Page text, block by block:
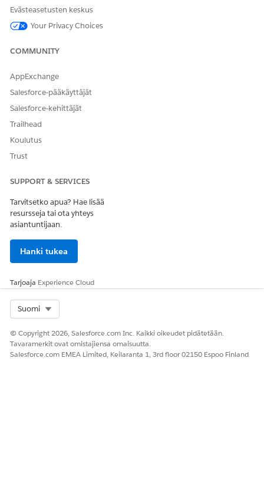
RATKAISIKO TÄMÄ ARTIKKELI ONGELMASI?
Anna palautetta, jotta voimme kehittyä!
Evästeasetusten keskus
Your Privacy Choices
COMMUNITY
AppExchange
Salesforce-pääkäyttäjät
Salesforce-kehittäjät
Trailhead
Koulutus
Trust
SUPPORT & SERVICES
Tarvitsetko apua? Hae lisää
resursseja tai ota yhteys
asiantuntijaan.
Hanki tukea
Tarjoaja Experience Cloud
Suomi
© Copyright 2026, Salesforce.com Inc. Kaikki oikeudet pidätetään.
Tavaramerkit ovat omistajiensa omaisuutta.
Salesforce.com EMEA Limited, Keilaranta 1, 3rd floor 02150 Espoo Finland